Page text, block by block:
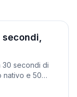
30 secondi di
nativo e 50